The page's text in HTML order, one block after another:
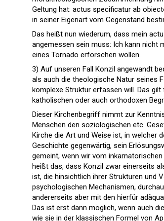
Geltung hat: actus specificatur ab
in seiner Eigenart vom Gegenstand
Das heißt nun wiederum, dass mein
angemessen sein muss: Ich kann nicht
eines Tornado erforschen wollen.
3) Auf unseren Fall Konzil angewandt
als auch die theologische Natur seines
komplexe Struktur erfassen will. Das
katholischen oder auch orthodoxen
Dieser Kirchenbegriff nimmt zur
Menschen den soziologischen etc.
Kirche die Art und Weise ist, in welcher
Geschichte gegenwärtig, sein
gemeint, wenn wir vom
heißt das, dass Konzil zwar einerseits
ist, die hinsichtlich ihrer Strukturen und
psychologischen Mechanismen,
andererseits aber mit den hierfür
Das ist erst dann möglich, wenn auch
wie sie in der klassischen Formel von